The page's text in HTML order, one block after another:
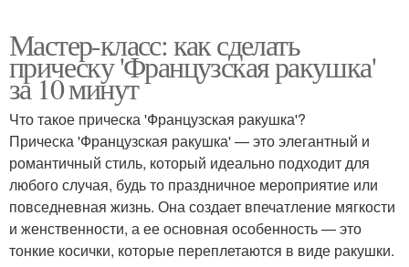
Мастер-класс: как сделать
прическу 'Французская ракушка'
за 10 минут
Что такое прическа 'Французская ракушка'?
Прическа 'Французская ракушка' — это элегантный и
романтичный стиль, который идеально подходит для
любого случая, будь то праздничное мероприятие или
повседневная жизнь. Она создает впечатление мягкости
и женственности, а ее основная особенность — это
тонкие косички, которые переплетаются в виде ракушки.